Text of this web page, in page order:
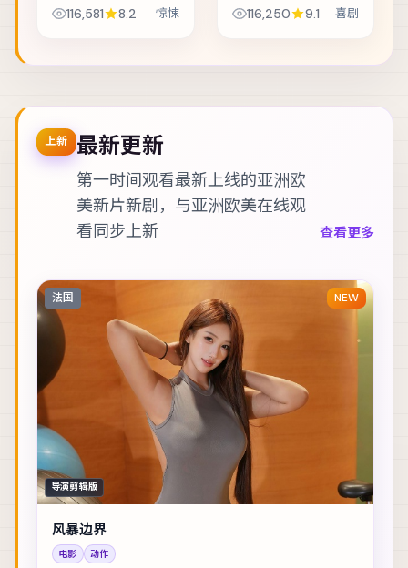
悚。双胞胎互换身份
116,581 8.2 惊悚
剧。渔村少年捡到陌
116,250 9.1 喜剧
上新 最新更新
第一时间观看最新上线的亚洲欧
美新片新剧，与亚洲欧美在线观
看同步上新 查看更多
法国 NEW
导演剪辑版
风暴边界
电影 动作